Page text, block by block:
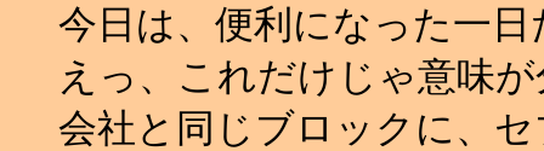
今日は、便利になった一
えっ、これだけじゃ意味
会社と同じブロックに、